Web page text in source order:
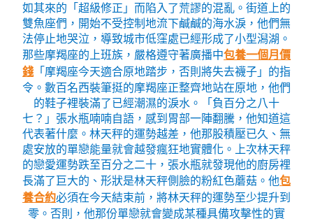
如其來的「超級修正」而陷入了荒謬的混亂。街道上的
雙魚座們，開始不受控制地流下鹹鹹的海水淚，他們無
法停止地哭泣，導致城市低窪處已經形成了小型潟湖。
那些摩羯座的上班族，嚴格遵守著廣播中包養一個月價
錢 「摩羯座今天適合原地踏步，否則將失去襪子」的指
令。數百名西裝筆挺的摩羯座正整齊地站在原地，他們
的鞋子裡裝滿了已經潮濕的淚水。「負百分之八十
七？」張水瓶喃喃自語，感到胃部一陣翻騰，他知道這
代表著什麼。林天秤的運勢越差，他那股積壓已久、無
處安放的單戀能量就會越發瘋狂地實體化。上次林天秤
的戀愛運勢跌至百分之二十，張水瓶就發現他的廚房裡
長滿了巨大的、形狀是林天秤側臉的粉紅色蘑菇。他包
養合約必須在今天結束前，將林天秤的運勢至少提升到
零。否則，他那份單戀就會變成某種具備攻擊性的實